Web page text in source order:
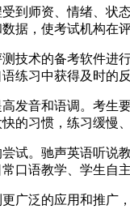
到师资、情绪、
据，使考试机构在
技术的备考软件
练习中获得及时的
发音和语调。考
的习惯，练习缓慢
试。驰声英语听
口语教学、学生
广泛的应用和推